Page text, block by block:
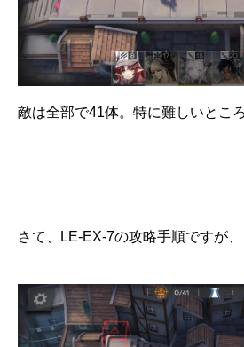
敵は全部で41体。特に難しいとこ
さて、LE-EX-7の攻略手順ですが、